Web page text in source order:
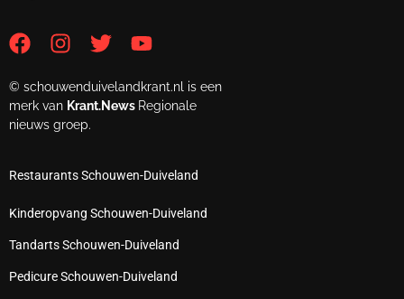
© schouwenduivelandkrant.nl is een
merk van Krant.News Regionale
nieuws groep.
Restaurants Schouwen-Duiveland
Kinderopvang Schouwen-Duiveland
Tandarts Schouwen-Duiveland
Pedicure Schouwen-Duiveland